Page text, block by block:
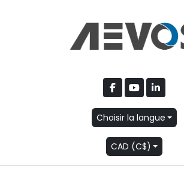
facebook
youtubelinkedin
Choisir la langue
CAD (C$)